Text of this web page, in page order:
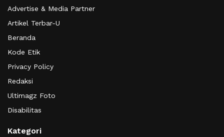
Advertise & Media Partner
Artikel Terbar-U
Beranda
Kode Etik
Privacy Policy
Redaksi
Ultimagz Foto
Disabilitas
Kategori